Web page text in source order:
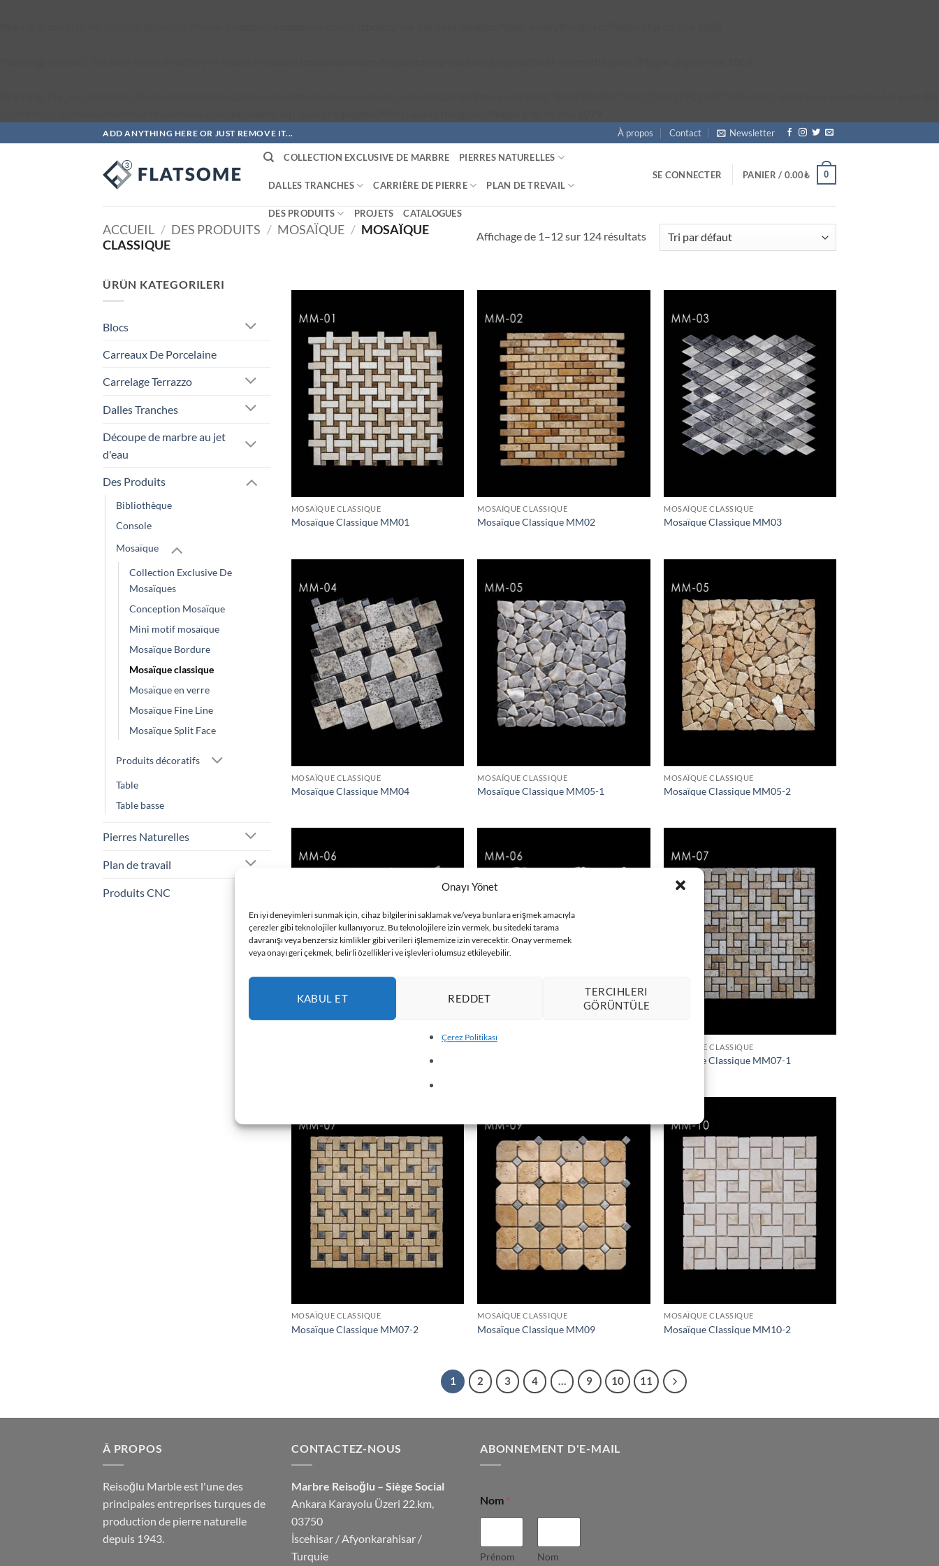
Onayı Yönet
En iyi deneyimleri sunmak için, cihaz bilgilerini saklamak ve/veya bunlara erişmek amacıyla
çerezler gibi teknolojiler kullanıyoruz. Bu teknolojilere izin vermek, bu sitedeki tarama
davranışı veya benzersiz kimlikler gibi verileri işlememize izin verecektir. Onay vermemek
veya onayı geri çekmek, belirli özellikleri ve işlevleri olumsuz etkileyebilir.
KABUL ET REDDET
TERCIHLERI
GÖRÜNTÜLE
Çerez Politikası
au
ADD ANYTHING HERE OR JUST REMOVE IT... À propos Contact Newsletter
COLLECTION EXCLUSIVE DE MARBRE PIERRES NATURELLES
DALLES TRANCHES CARRIÈRE DE PIERRE PLAN DE TREVAIL
DES PRODUITS PROJETS CATALOGUES
SE CONNECTER PANIER / 0.00₺ 0
ACCUEIL / DES PRODUITS / MOSAÏQUE / MOSAÏQUE
CLASSIQUE
Affichage de 1–12 sur 124 résultats
ÜRÜN KATEGORILERI
Blocs
Carreaux De Porcelaine
Carrelage Terrazzo
Dalles Tranches
Découpe de marbre au jet
d'eau
Des Produits
Bibliothèque
Console
Mosaïque
Collection Exclusive De
Mosaïques
Conception Mosaïque
Mini motif mosaïque
Mosaïque Bordure
Mosaïque classique
Mosaïque en verre
Mosaïque Fine Line
Mosaïque Split Face
Produits décoratifs
Table
Table basse
Pierres Naturelles
Plan de travail
Produits CNC
MOSAÏQUE CLASSIQUE
Mosaïque Classique MM01
MOSAÏQUE CLASSIQUE
Mosaïque Classique MM02
MOSAÏQUE CLASSIQUE
Mosaïque Classique MM03
MOSAÏQUE CLASSIQUE
Mosaïque Classique MM04
MOSAÏQUE CLASSIQUE
Mosaïque Classique MM05-1
MOSAÏQUE CLASSIQUE
Mosaïque Classique MM05-2
MOSAÏQUE CLASSIQUE
Mosaïque Classique MM07-1
MOSAÏQUE CLASSIQUE
Mosaïque Classique MM07-2
MOSAÏQUE CLASSIQUE
Mosaïque Classique MM09
MOSAÏQUE CLASSIQUE
Mosaïque Classique MM10-2
1 2 3 4 … 9 10 11
Â PROPOS
Reisoğlu Marble est l'une des
principales entreprises turques de
production de pierre naturelle
depuis 1943.
CONTACTEZ-NOUS
Marbre Reisoğlu – Siège Social
Ankara Karayolu Üzeri 22.km,
03750
İscehisar / Afyonkarahisar /
Turquie
ABONNEMENT D'E-MAIL
Nom *
Prénom Nom